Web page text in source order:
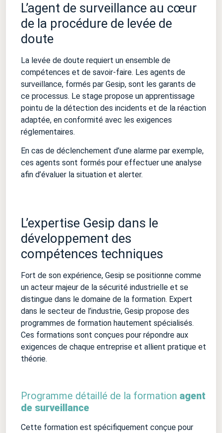
L’agent de surveillance au cœur
de la procédure de levée de
doute
La levée de doute requiert un ensemble de
compétences et de savoir-faire. Les agents de
surveillance, formés par Gesip, sont les garants de
ce processus. Le stage propose un apprentissage
pointu de la détection des incidents et de la réaction
adaptée, en conformité avec les exigences
réglementaires.
En cas de déclenchement d’une alarme par exemple,
ces agents sont formés pour effectuer une analyse
afin d’évaluer la situation et alerter.
L’expertise Gesip dans le
développement des
compétences techniques
Fort de son expérience, Gesip se positionne comme
un acteur majeur de la sécurité industrielle et se
distingue dans le domaine de la formation. Expert
dans le secteur de l’industrie, Gesip propose des
programmes de formation hautement spécialisés.
Ces formations sont conçues pour répondre aux
exigences de chaque entreprise et allient pratique et
théorie.
Programme détaillé de la formation agent
de surveillance
Cette formation est spécifiquement conçue pour